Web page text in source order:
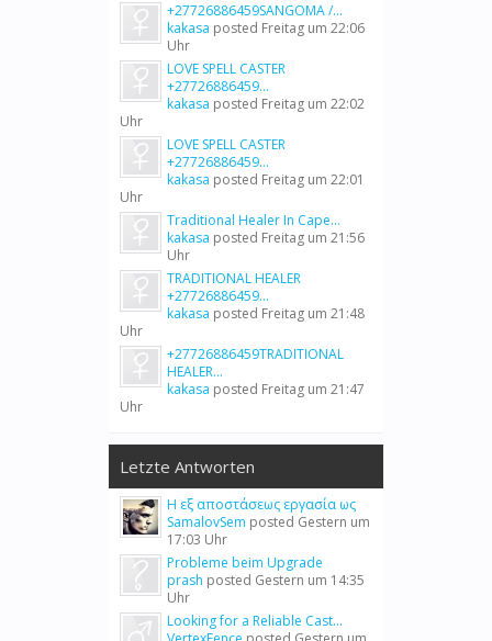
+27726886459SANGOMA /...
kakasa posted Freitag um 22:06
Uhr
LOVE SPELL CASTER
+27726886459...
kakasa posted Freitag um 22:02
Uhr
LOVE SPELL CASTER
+27726886459...
kakasa posted Freitag um 22:01
Uhr
Traditional Healer In Cape...
kakasa posted Freitag um 21:56
Uhr
TRADITIONAL HEALER
+27726886459...
kakasa posted Freitag um 21:48
Uhr
+27726886459TRADITIONAL
HEALER...
kakasa posted Freitag um 21:47
Uhr
Letzte Antworten
Η εξ αποστάσεως εργασία ως
SamalovSem posted Gestern um
17:03 Uhr
Probleme beim Upgrade
prash posted Gestern um 14:35
Uhr
Looking for a Reliable Cast...